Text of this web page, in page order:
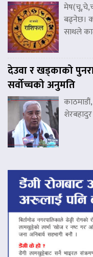
बढ्नेछ।
साथले
देउवा र खड्काको
सर्वोच्चको अनुमति